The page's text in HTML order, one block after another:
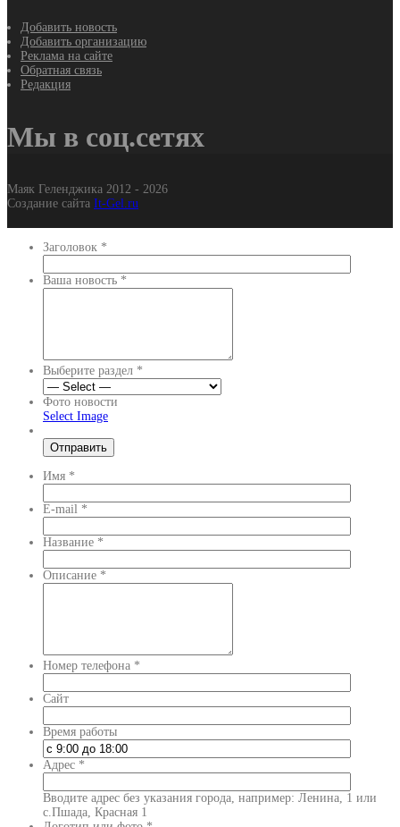
Добавить новость
Добавить организацию
Реклама на сайте
Обратная связь
Редакция
Мы в соц.сетях
Маяк Геленджика 2012 - 2026
Создание сайта It-Gel.ru
Заголовок *
Ваша новость *
Выберите раздел *
Фото новости
Select Image
Имя *
E-mail *
Название *
Описание *
Номер телефона *
Сайт
Время работы
Адрес *
Вводите адрес без указания города, например: Ленина, 1 или
с.Пшада, Красная 1